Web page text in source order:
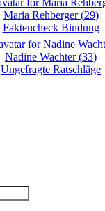
Maria Rehberger(29)
Faktencheck Bindung
Nadine Wachter(33)
Ungefragte Ratschläge